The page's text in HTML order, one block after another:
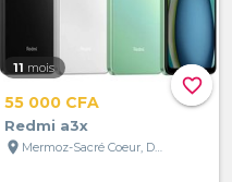
favorite_border
11 mois
55 000 CFA
Redmi a3x
location_on
Mermoz-Sacré Coeur, Dakar, Sénégal